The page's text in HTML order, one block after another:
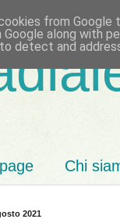
Chi
2021
from Google
Google along with
detect and